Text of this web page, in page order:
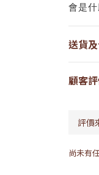
會是
送貨
顧客
尚未有